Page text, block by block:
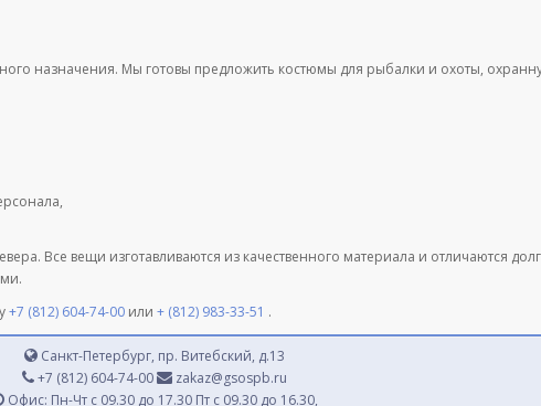
назначения. Мы готовы предложить костюмы для рыбалки и охоты,
Все вещи изготавливаются из качественного материала и отличаются
+7 (812) 604-74-00 или + (812) 983-33-51 .
Санкт-Петербург, пр. Витебский, д.13
+7 (812) 604-74-00
zakaz@gsospb.ru
Офис: Пн-Чт с 09.30 до 17.30 Пт с 09.30 до 16.30,